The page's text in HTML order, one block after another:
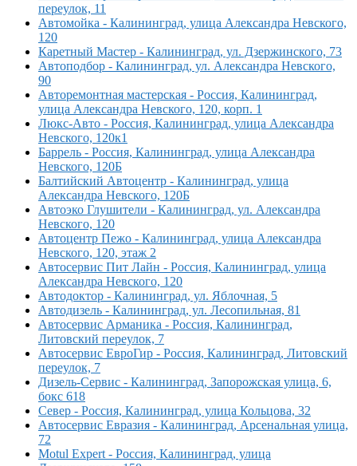
переулок, 11
Автомойка - Калининград, улица Александра Невского,
120
Каретный Мастер - Калининград, ул. Дзержинского, 73
Автоподбор - Калининград, ул. Александра Невского,
90
Авторемонтная мастерская - Россия, Калининград,
улица Александра Невского, 120, корп. 1
Люкс-Авто - Россия, Калининград, улица Александра
Невского, 120к1
Баррель - Россия, Калининград, улица Александра
Невского, 120Б
Балтийский Автоцентр - Калининград, улица
Александра Невского, 120Б
Автоэко Глушители - Калининград, ул. Александра
Невского, 120
Автоцентр Пежо - Калининград, улица Александра
Невского, 120, этаж 2
Автосервис Пит Лайн - Россия, Калининград, улица
Александра Невского, 120
Автодоктор - Калининград, ул. Яблочная, 5
Автодизель - Калининград, ул. Лесопильная, 81
Автосервис Арманика - Россия, Калининград,
Литовский переулок, 7
Автосервис ЕвроГир - Россия, Калининград, Литовский
переулок, 7
Дизель-Сервис - Калининград, Запорожская улица, 6,
бокс 618
Север - Россия, Калининград, улица Кольцова, 32
Автосервис Евразия - Калининград, Арсенальная улица,
72
Motul Expert - Россия, Калининград, улица